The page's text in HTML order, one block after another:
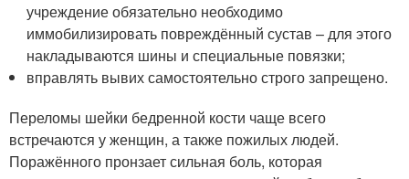
учреждение обязательно необходимо
иммобилизировать повреждённый сустав – для этого
накладываются шины и специальные повязки;
вправлять вывих самостоятельно строго запрещено.
Переломы шейки бедренной кости чаще всего
встречаются у женщин, а также пожилых людей.
Поражённого пронзает сильная боль, которая